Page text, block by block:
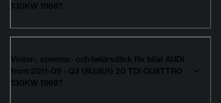
130KW 1968?
Vinter-, sommar- och helårsdäck för bilar AUDI
from 2011-09 - Q3 (8U;8U1) 20 TDI QUATTRO
130KW 1968?